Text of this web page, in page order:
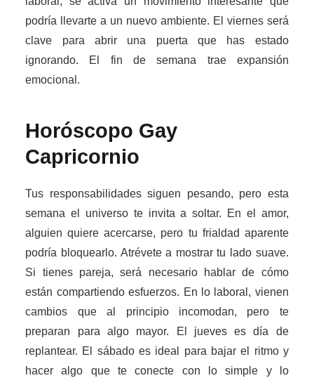
podría llevarte a un nuevo ambiente. El viernes será
clave para abrir una puerta que has estado
ignorando. El fin de semana trae expansión
emocional.
Horóscopo Gay
Capricornio
Tus responsabilidades siguen pesando, pero esta
semana el universo te invita a soltar. En el amor,
alguien quiere acercarse, pero tu frialdad aparente
podría bloquearlo. Atrévete a mostrar tu lado suave.
Si tienes pareja, será necesario hablar de cómo
están compartiendo esfuerzos. En lo laboral, vienen
cambios que al principio incomodan, pero te
preparan para algo mayor. El jueves es día de
replantear. El sábado es ideal para bajar el ritmo y
hacer algo que te conecte con lo simple y lo